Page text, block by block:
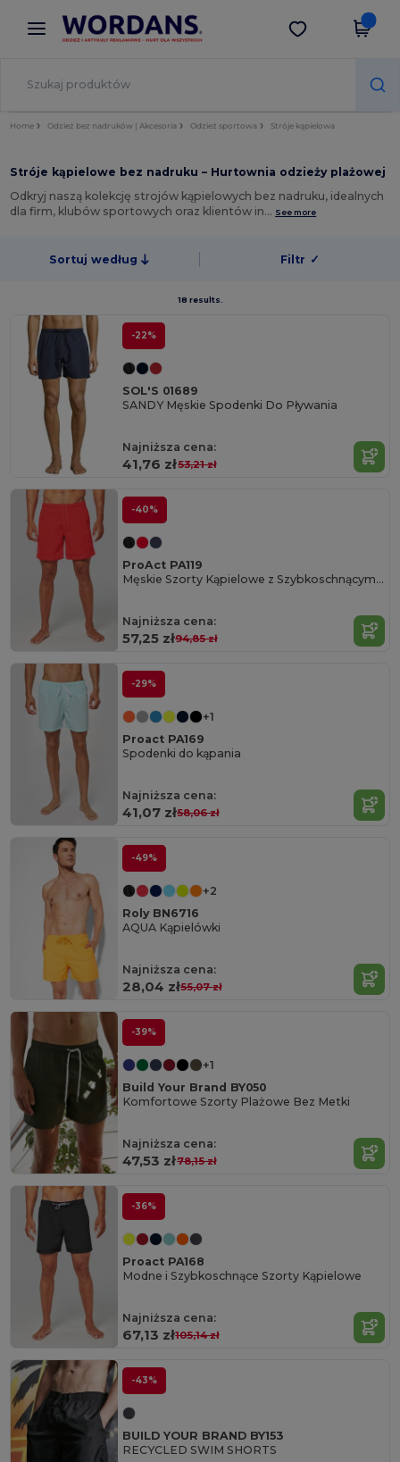
× Aplikacja Wordans
Lepsze ceny w aplikacji!
Pobierz app
Home Odzież bez nadruków | Akcesoria Odzież sportowa Stróje kąpielowa
Stróje kąpielowe bez nadruku – Hurtownia odzieży plażowej
Odkryj naszą kolekcję strojów kąpielowych bez nadruku, idealnych
dla firm, klubów sportowych oraz klientów in… See more
Sortuj według Filtr ✓
18 results.
-22%
SOL'S 01689
SANDY Męskie Spodenki Do Pływania
Najniższa cena:
41,76 zł53,21 zł
-40%
ProAct PA119
Męskie Szorty Kąpielowe z Szybkoschnącym Materiałem
Najniższa cena:
57,25 zł94,85 zł
-29%
+1
Proact PA169
Spodenki do kąpania
Najniższa cena:
41,07 zł58,06 zł
-49%
+2
Roly BN6716
AQUA Kąpielówki
Najniższa cena:
28,04 zł55,07 zł
-39%
+1
Build Your Brand BY050
Komfortowe Szorty Plażowe Bez Metki
Najniższa cena:
47,53 zł78,15 zł
-36%
Proact PA168
Modne i Szybkoschnące Szorty Kąpielowe
Najniższa cena:
67,13 zł105,14 zł
-43%
BUILD YOUR BRAND BY153
RECYCLED SWIM SHORTS